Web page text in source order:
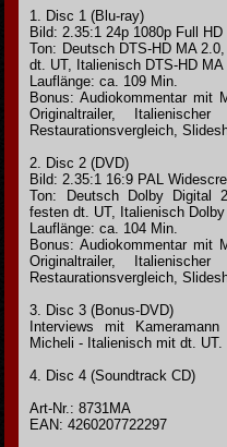
1. Disc 1 (Blu-ray)
Bild: 2.35:1 24p 1080p Full HD
Ton: Deutsch DTS-HD MA
dt. UT, Italienisch DTS-HD
Lauflänge: ca. 109 Min.
Bonus: Audiokommentar mit
Originaltrailer,
Restaurationsvergleich,
2. Disc 2 (DVD)
Bild: 2.35:1 16:9 PAL
Ton: Deutsch Dolby Digital
festen dt. UT, Italienisch
Lauflänge: ca. 104 Min.
Bonus: Audiokommentar mit
Originaltrailer,
Restaurationsvergleich,
3. Disc 3 (Bonus-DVD)
Interviews mit
Micheli - Italienisch mit dt. UT.
4. Disc 4 (Soundtrack CD)
Art-Nr.: 8731MA
EAN: 4260207722297